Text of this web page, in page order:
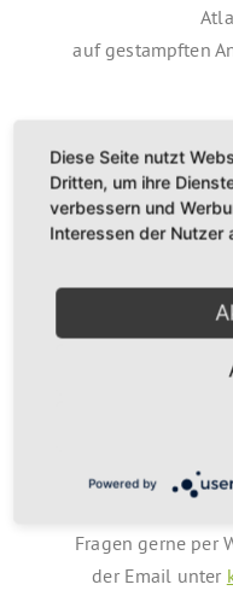
auf gestampften
Erfrischendes
ohne
Getränke werden
Es gibt die
schöne
Fragen gerne per
der Email unter
Diese Seite nutzt
Dritten, um ihre
verbessern und
Interessen der Nutzer
Powered by